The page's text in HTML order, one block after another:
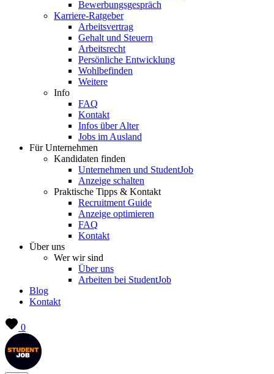
Bewerbungsgespräch
Karriere-Ratgeber
Arbeitsvertrag
Gehalt und Steuern
Arbeitsrecht
Persönliche Entwicklung
Wohlbefinden
Weitere
Info
FAQ
Kontakt
Infos über Alter
Jobs im Ausland
Für Unternehmen
Kandidaten finden
Unternehmen und StudentJob
Anzeige schalten
Praktische Tipps & Kontakt
Recruitment Guide
Anzeige optimieren
FAQ
Kontakt
Über uns
Wer wir sind
Über uns
Arbeiten bei StudentJob
Blog
Kontakt
0